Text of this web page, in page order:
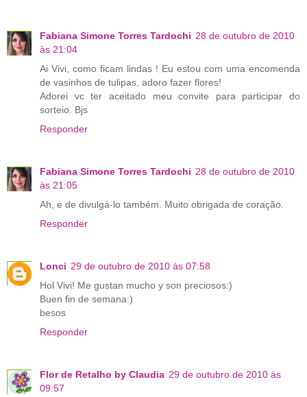
Fabiana Simone Torres Tardochi 28 de outubro de 2010
às 21:04
Ai Vivi, como ficam lindas ! Eu estou com uma encomenda
de vasinhos de tulipas, adoro fazer flores!
Adorei vc ter aceitado meu convite para participar do
sorteio. Bjs
Responder
Fabiana Simone Torres Tardochi 28 de outubro de 2010
às 21:05
Ah, e de divulgá-lo também. Muito obrigada de coração.
Responder
Lonci 29 de outubro de 2010 às 07:58
Hol Vivi! Me gustan mucho y son preciosos:)
Buen fin de semana:)
besos
Responder
Flor de Retalho by Claudia 29 de outubro de 2010 às
09:57